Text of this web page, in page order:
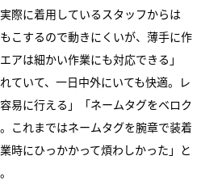
際に着用しているスタッフからは
こするので動きにくいが、薄手に作
アは細かい作業にも対応できる」
ていて、一日中外にいても快適。レ
易に行える」「ネームタグをベロク
これまではネームタグを腕章で装着
時にひっかかって煩わしかった」と